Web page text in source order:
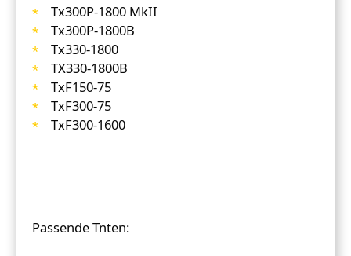
Tx300P-1800 MkII
Tx300P-1800B
Tx330-1800
TX330-1800B
TxF150-75
TxF300-75
TxF300-1600
Passende Tnten: